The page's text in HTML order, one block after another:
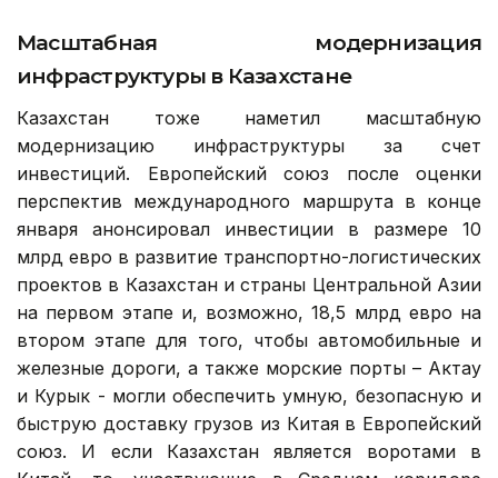
Масштабная модернизация
инфраструктуры в Казахстане
Казахстан тоже наметил масштабную
модернизацию инфраструктуры за счет
инвестиций. Европейский союз после оценки
перспектив международного маршрута в конце
января анонсировал инвестиции в размере 10
млрд евро в развитие транспортно-логистических
проектов в Казахстан и страны Центральной Азии
на первом этапе и, возможно, 18,5 млрд евро на
втором этапе для того, чтобы автомобильные и
железные дороги, а также морские порты – Актау
и Курык - могли обеспечить умную, безопасную и
быструю доставку грузов из Китая в Европейский
союз. И если Казахстан является воротами в